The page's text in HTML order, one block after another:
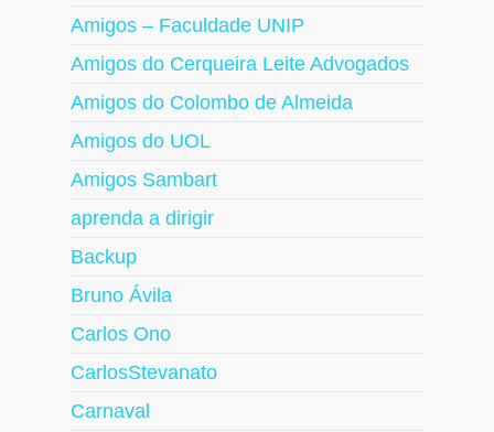
Amigos – Faculdade UNIP
Amigos do Cerqueira Leite Advogados
Amigos do Colombo de Almeida
Amigos do UOL
Amigos Sambart
aprenda a dirigir
Backup
Bruno Ávila
Carlos Ono
CarlosStevanato
Carnaval